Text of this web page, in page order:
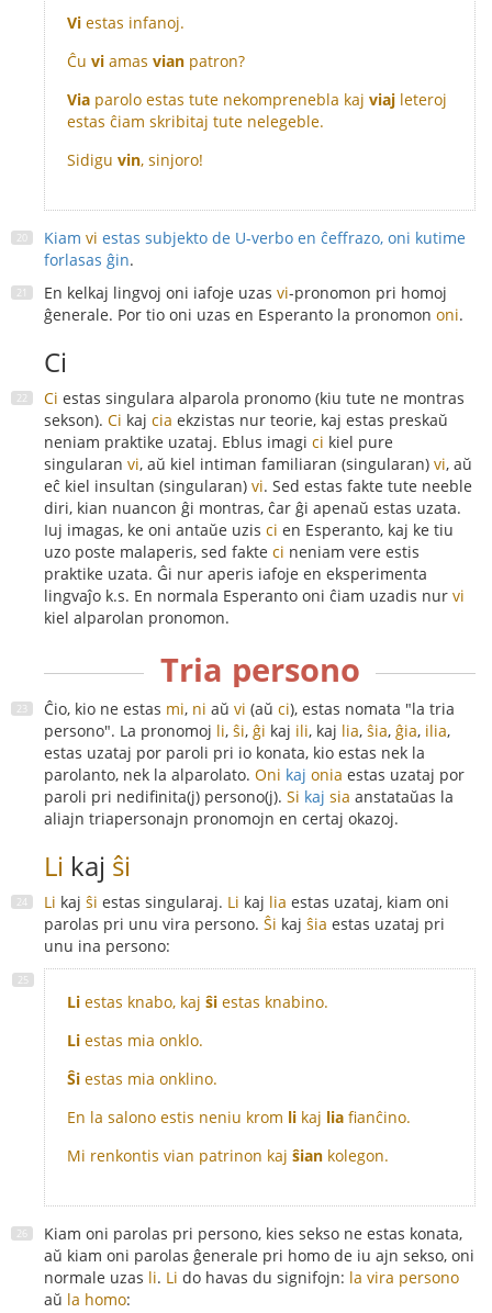
Vi estas infanoj.
Ĉu vi amas vian patron?
Via parolo estas tute nekomprenebla kaj viaj leteroj
estas ĉiam skribitaj tute nelegeble.
Sidigu vin, sinjoro!
Kiam vi estas subjekto de U-verbo en ĉeffrazo, oni kutime
forlasas ĝin.
En kelkaj lingvoj oni iafoje uzas vi-pronomon pri homoj
ĝenerale. Por tio oni uzas en Esperanto la pronomon oni.
Ci
Ci estas singulara alparola pronomo (kiu tute ne montras
sekson). Ci kaj cia ekzistas nur teorie, kaj estas preskaŭ
neniam praktike uzataj. Eblus imagi ci kiel pure
singularan vi, aŭ kiel intiman familiaran (singularan) vi, aŭ
eĉ kiel insultan (singularan) vi. Sed estas fakte tute neeble
diri, kian nuancon ĝi montras, ĉar ĝi apenaŭ estas uzata.
Iuj imagas, ke oni antaŭe uzis ci en Esperanto, kaj ke tiu
uzo poste malaperis, sed fakte ci neniam vere estis
praktike uzata. Ĝi nur aperis iafoje en eksperimenta
lingvaĵo k.s. En normala Esperanto oni ĉiam uzadis nur vi
kiel alparolan pronomon.
Tria persono
Ĉio, kio ne estas mi, ni aŭ vi (aŭ ci), estas nomata "la tria
persono". La pronomoj li, ŝi, ĝi kaj ili, kaj lia, ŝia, ĝia, ilia,
estas uzataj por paroli pri io konata, kio estas nek la
parolanto, nek la alparolato. Oni kaj onia estas uzataj por
paroli pri nedifinita(j) persono(j). Si kaj sia anstataŭas la
aliajn triapersonajn pronomojn en certaj okazoj.
Li kaj ŝi
Li kaj ŝi estas singularaj. Li kaj lia estas uzataj, kiam oni
parolas pri unu vira persono. Ŝi kaj ŝia estas uzataj pri
unu ina persono:
Li estas knabo, kaj ŝi estas knabino.
Li estas mia onklo.
Ŝi estas mia onklino.
En la salono estis neniu krom li kaj lia fianĉino.
Mi renkontis vian patrinon kaj ŝian kolegon.
Kiam oni parolas pri persono, kies sekso ne estas konata,
aŭ kiam oni parolas ĝenerale pri homo de iu ajn sekso, oni
normale uzas li. Li do havas du signifojn: la vira persono
aŭ la homo: